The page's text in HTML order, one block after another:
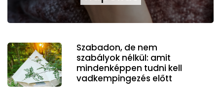
Szabadon, de nem
szabályok nélkül: amit
mindenképpen tudni kell
vadkempingezés előtt